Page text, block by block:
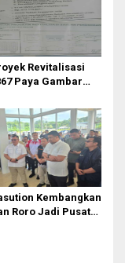
Revitalisasi
Paya Gambar
dan Komite
Kembangkan
Roro Jadi Pusat